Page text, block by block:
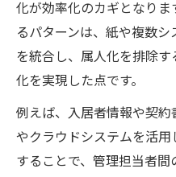
化が効率化のカギとなり
るパターンは、紙や複数
を統合し、属人化を排除
化を実現した点です。
例えば、入居者情報や契
やクラウドシステムを活
することで、管理担当者